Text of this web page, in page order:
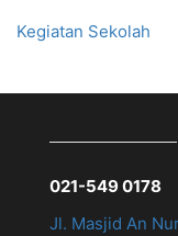
Kegiatan Sekolah
021-549 0178
Jl. Masjid An